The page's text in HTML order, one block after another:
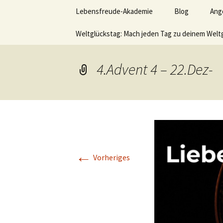
Lerne deinen stressigen Alltag
Lebensfreude-Akademie Blog
Weltglückstag: Mach jeden Tag zu deinem
4.Advent 4 – 22.Dez-
← Vorheriges